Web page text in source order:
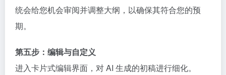
统会给您机会审阅并调整大纲，以确保其符合您的预
期。
第五步：编辑与自定义
进入卡片式编辑界面，对 AI 生成的初稿进行细化。